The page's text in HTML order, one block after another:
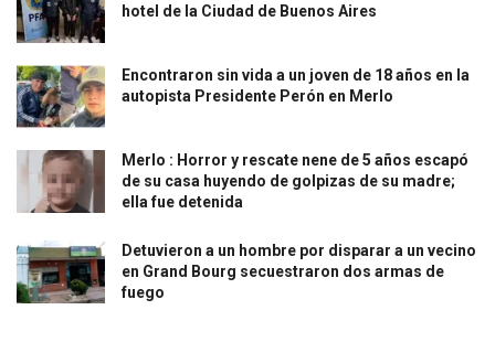
hotel de la Ciudad de Buenos Aires
Encontraron sin vida a un joven de 18 años en la
autopista Presidente Perón en Merlo
Merlo : Horror y rescate nene de 5 años escapó
de su casa huyendo de golpizas de su madre;
ella fue detenida
Detuvieron a un hombre por disparar a un vecino
en Grand Bourg secuestraron dos armas de
fuego